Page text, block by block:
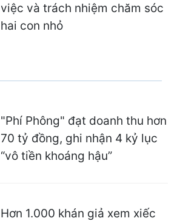
việc và trách nhiệm chăm sóc
hai con nhỏ
"Phí Phông" đạt doanh thu hơn
70 tỷ đồng, ghi nhận 4 kỷ lục
“vô tiền khoáng hậu”
Hơn 1.000 khán giả xem xiếc